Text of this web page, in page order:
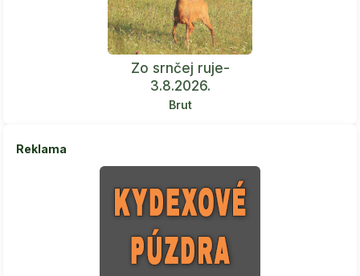
Zo srnčej ruje-
3.8.2026.
Brut
Reklama